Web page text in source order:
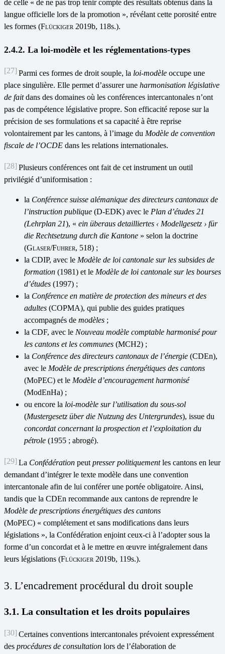
de celle « de ne pas trop tenir compte des résultats obtenus dans la
langue officielle lors de la promotion », révélant cette porosité entre
les formes (Flückiger 2019b, 118s.).
2.4.2. La loi-modèle et les réglementations-types
[27] Parmi ces formes de droit souple, la loi-modèle occupe une
place singulière. Elle permet d’assurer une harmonisation législative
de faitdans des domaines où les conférences intercantonales n’ont
pas de compétence législative propre. Son efficacité repose sur la
précision de ses formulations et sa capacité à être reprise
volontairement par les cantons, à l’image du Modèle de convention
fiscale de l’OCDE dans les relations internationales.
[28] Plusieurs conférences ont fait de cet instrument un outil
privilégié d’uniformisation :
la Conférence suisse alémanique des directeurs cantonaux de
l’instruction publique (D-EDK) avec le Plan d’études 21
(Lehrplan 21), « ein überaus detailliertes ‹ Modellgesetz › für
die Rechtsetzung durch die Kantone » selon la doctrine
(Glaser/Fuhrer, 518) ;
la CDIP, avec le Modèle de loi cantonale sur les subsides de
formation (1981) et le Modèle de loi cantonale sur les bourses
d’études (1997) ;
la Conférence en matière de protection des mineurs et des
adultes (COPMA), qui publie des guides pratiques
accompagnés de modèles ;
la CDF, avec le Nouveau modèle comptable harmonisé pour
les cantons et les communes (MCH2) ;
la Conférence des directeurs cantonaux de l’énergie (CDEn),
avec le Modèle de prescriptions énergétiques des cantons
(MoPEC) et le Modèle d’encouragement harmonisé
(ModEnHa) ;
ou encore la loi-modèle sur l’utilisation du sous-sol
(Mustergesetz über die Nutzung des Untergrundes), issue du
concordat concernant la prospection et l’exploitation du
pétrole (1955 ; abrogé).
[29] La Confédération peut presser politiquementles cantons en leur
demandant d’intégrer le texte modèle dans une convention
intercantonale afin de lui conférer une portée obligatoire. Ainsi,
tandis que la CDEn recommande aux cantons de reprendre le
Modèle de prescriptions énergétiques des cantons
(MoPEC) « complétement et sans modifications dans leurs
législations », la Confédération enjoint ceux-ci à l’adopter sous la
forme d’un concordat et à le mettre en œuvre intégralement dans
leurs législations (Flückiger 2019b, 119s.).
3. L’encadrement procédural du droit souple
3.1. La consultation et les droits populaires
[30] Certaines conventions intercantonales prévoient expressément
des procédures de consultation lors de l’élaboration de